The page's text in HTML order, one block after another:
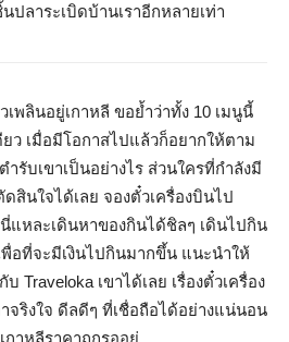
ปลาระเบิดบ้านเราอีกหลายเท่า
เพลินอยู่เกาหลี ขอย้ำว่าทั้ง 10 เมนูนี้
ว เมื่อมีโอกาสไปแล้วก็อยากให้ตาม
รับเขาเป็นอย่างไร ส่วนใครที่กำลังมี
สินใจได้เลย จองตั๋วเครื่องบินไป
แหละเดินหาของกินได้ชิลๆ เดินไปกิน
อที่จะมีเงินไปกินมากขึ้น แนะนำให้
Traveloka เขาได้เลย เรื่องตั๋วเครื่อง
ริงใจ ดีลดีๆ ที่เชื่อถือได้อย่างแน่นอน
กาหลีราคาถูกรออยู่